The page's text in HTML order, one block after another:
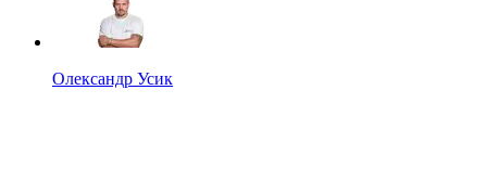
Олександр Усик